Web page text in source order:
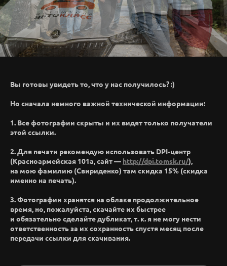
Вы готовы увидеть то, что у нас получилось? :)
Но сначала немного важной технической информации:
1. Все фотографии скрыты и их видят только получатели
этой ссылки.
2. Для печати рекомендую использовать DPI-центр
(Красноармейская 101а, сайт — http://dpi.tomsk.ru/),
на мою фамилию (Свириденко) там скидка 15% (скидка
именно на печать).
3. Фотографии хранятся на облаке продолжительное
время, но, пожалуйста, скачайте их быстрее
и обязательно сделайте дубликат, т. к. я не могу нести
ответственность за их сохранность спустя месяц после
передачи ссылки для скачивания.